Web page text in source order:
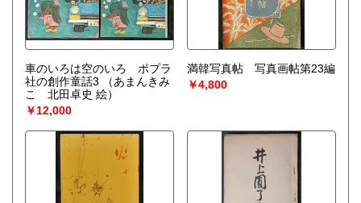
車のいろは空のいろ ポプラ
社の創作童話3
（あまんきみ
こ 北田卓史 絵）
￥12,000
満韓写真帖 写真画帖第23編
￥4,800